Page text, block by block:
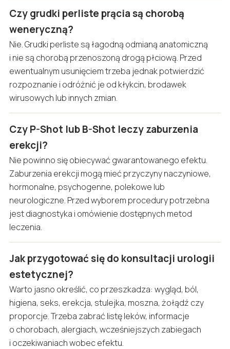
Czy grudki perliste prącia są chorobą
weneryczną?
Nie. Grudki perliste są łagodną odmianą anatomiczną
i nie są chorobą przenoszoną drogą płciową. Przed
ewentualnym usunięciem trzeba jednak potwierdzić
rozpoznanie i odróżnić je od kłykcin, brodawek
wirusowych lub innych zmian.
Czy P-Shot lub B-Shot leczy zaburzenia
erekcji?
Nie powinno się obiecywać gwarantowanego efektu.
Zaburzenia erekcji mogą mieć przyczyny naczyniowe,
hormonalne, psychogenne, polekowe lub
neurologiczne. Przed wyborem procedury potrzebna
jest diagnostyka i omówienie dostępnych metod
leczenia.
Jak przygotować się do konsultacji urologii
estetycznej?
Warto jasno określić, co przeszkadza: wygląd, ból,
higiena, seks, erekcja, stulejka, moszna, żołądź czy
proporcje. Trzeba zabrać listę leków, informacje
o chorobach, alergiach, wcześniejszych zabiegach
i oczekiwaniach wobec efektu.